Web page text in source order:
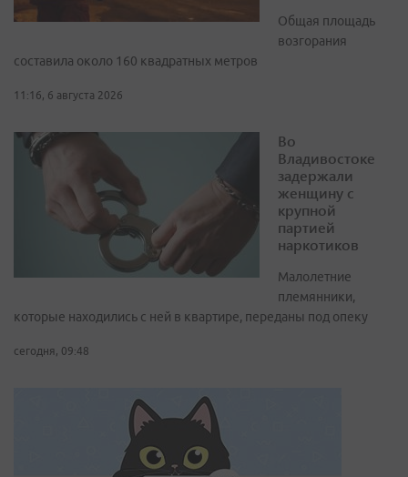
Общая площадь
возгорания
составила около 160 квадратных метров
11:16, 6 августа 2026
Во
Владивостоке
задержали
женщину с
крупной
партией
наркотиков
Малолетние
племянники,
которые находились с ней в квартире, переданы под опеку
сегодня, 09:48